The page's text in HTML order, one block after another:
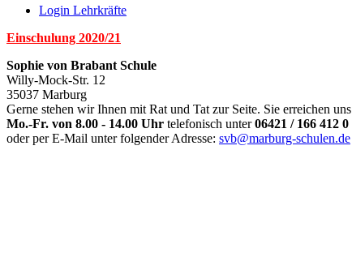
Login Lehrkräfte
Einschulung 2020/21
Sophie von Brabant Schule
Willy-Mock-Str. 12
35037 Marburg
Gerne stehen wir Ihnen mit Rat und Tat zur Seite. Sie erreichen uns
Mo.-Fr. von 8.00 - 14.00 Uhr telefonisch unter06421 / 166 412 0
oder per E-Mail unter folgender Adresse: svb@marburg-schulen.de